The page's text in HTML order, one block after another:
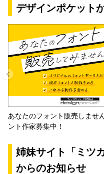
デザインポケット
あなたのフォント販売しませ
ント作家募集中！
姉妹サイト「ミツ
からのお知らせ